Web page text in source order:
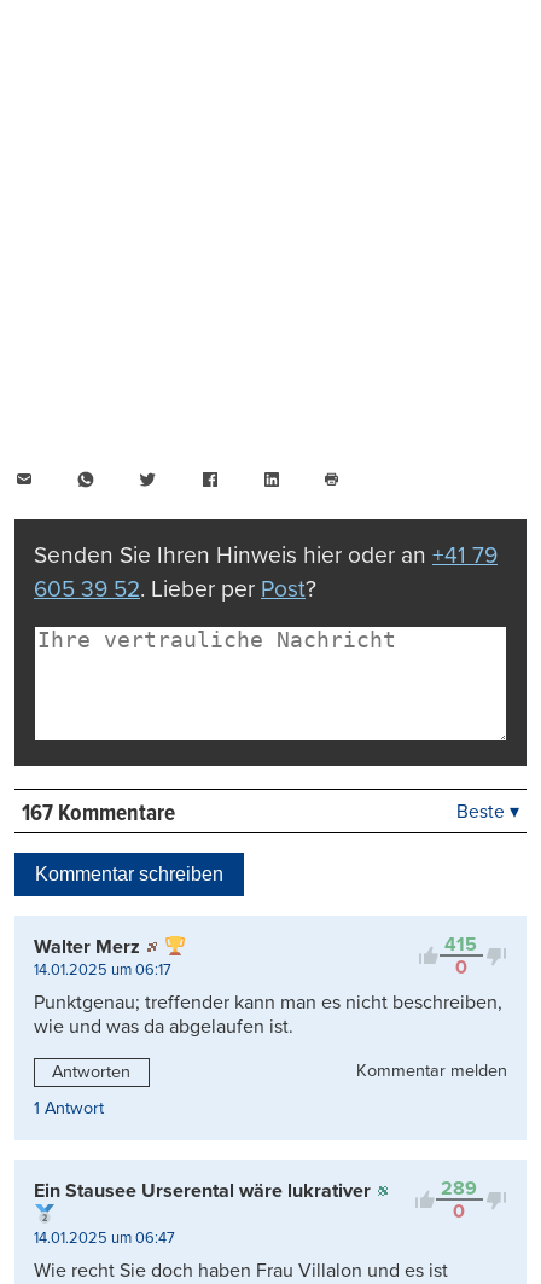
WhatsAppTwitter FacebookLinkedIn
drucken
Senden Sie Ihren Hinweis hier oder an +41 79
605 39 52. Lieber per Post?
167 Kommentare
Kontrovers
Beste ▾
Kommentar schreiben
415
0
Walter Merz
14.01.2025 um 06:17
Punktgenau; treffender kann man es nicht beschreiben,
wie und was da abgelaufen ist.
Antworten
Kommentar melden
1 Antwort
289
0
Ein Stausee Urserental wäre lukrativer
14.01.2025 um 06:47
Wie recht Sie doch haben Frau Villalon und es ist